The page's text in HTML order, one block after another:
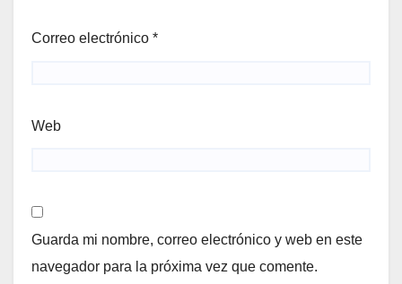
Correo electrónico *
Web
Guarda mi nombre, correo electrónico y web en este
navegador para la próxima vez que comente.